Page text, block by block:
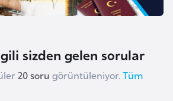
sizden gelen sorular
20 soru görüntüleniyor. Tüm